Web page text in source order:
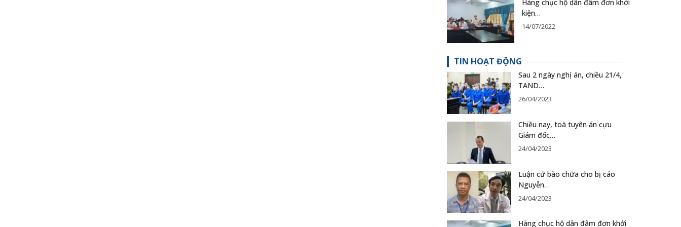
Hàng chục hộ dân đâm đơn khởi
kiện…
14/07/2022
TIN HOẠT ĐỘNG
Sau 2 ngày nghị án, chiều 21/4,
TAND…
26/04/2023
Chiều nay, toà tuyên án cựu
Giám đốc…
24/04/2023
Luận cứ bào chữa cho bị cáo
Nguyễn…
24/04/2023
Hàng chục hộ dân đâm đơn khởi